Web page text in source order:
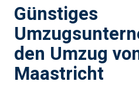
Günstiges
den Umzug
Maastricht